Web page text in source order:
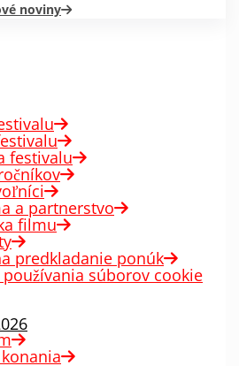
noviny
festivalu
a partnerstvo
filmu
predkladanie ponúk
používania súborov cookie